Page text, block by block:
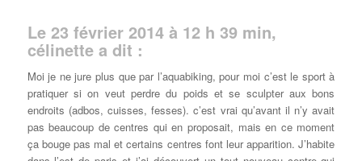
Le 23 février 2014 à 12 h 39 min,
célinette a dit :
Moi je ne jure plus que par l’aquabiking, pour moi c’est le sport à
pratiquer si on veut perdre du poids et se sculpter aux bons
endroits (adbos, cuisses, fesses). c’est vrai qu’avant il n’y avait
pas beaucoup de centres qui en proposait, mais en ce moment
ça bouge pas mal et certains centres font leur apparition. J’habite